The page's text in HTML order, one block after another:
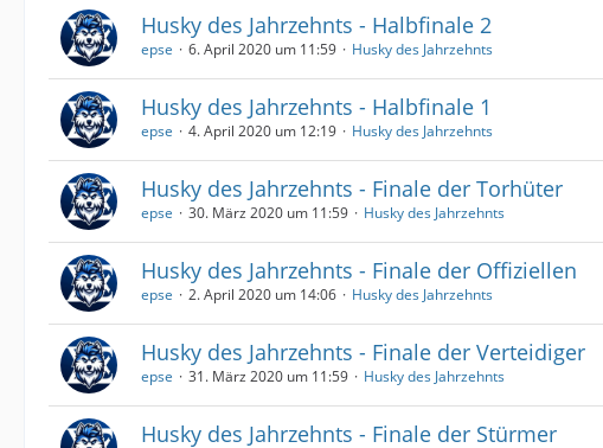
Husky des Jahrzehnts - Halbfinale 2
epse 6. April 2020 um 11:59 Husky des Jahrzehnts
Husky des Jahrzehnts - Halbfinale 1
epse 4. April 2020 um 12:19 Husky des Jahrzehnts
Husky des Jahrzehnts - Finale der Torhüter
epse 30. März 2020 um 11:59 Husky des Jahrzehnts
Husky des Jahrzehnts - Finale der Offiziellen
epse 2. April 2020 um 14:06 Husky des Jahrzehnts
Husky des Jahrzehnts - Finale der Verteidiger
epse 31. März 2020 um 11:59 Husky des Jahrzehnts
Husky des Jahrzehnts - Finale der Stürmer